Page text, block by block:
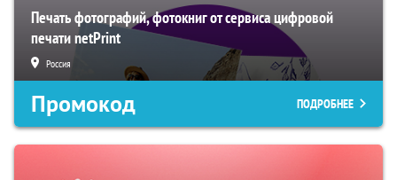
Печать фотографий, фотокниг от сервиса цифровой
печати netPrint
Россия
Промокод ПОДРОБНЕЕ